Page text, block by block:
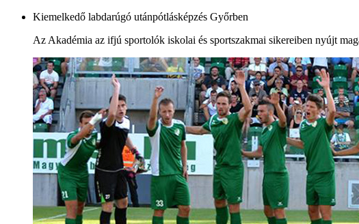
Kiemelkedő labdarúgó utánpótlásképzés Győrben
Az Akadémia az ifjú sportolók iskolai és sportszakmai sikereiben nyújt